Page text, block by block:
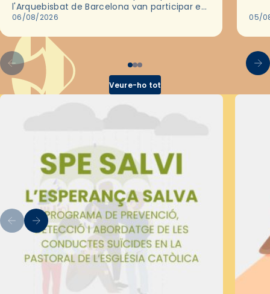
l'Arquebisbat de Barcelona van participar en
les convivències Be Apostle, organitzades
06/08/2026 05/
Veure-ho tot